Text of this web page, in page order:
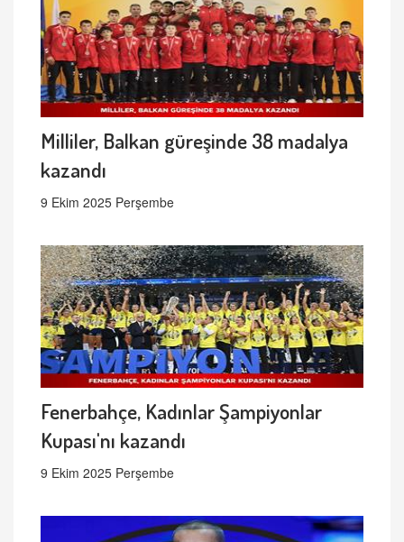
Milliler, Balkan güreşinde 38 madalya
kazandı
9 Ekim 2025 Perşembe
Fenerbahçe, Kadınlar Şampiyonlar
Kupası'nı kazandı
9 Ekim 2025 Perşembe